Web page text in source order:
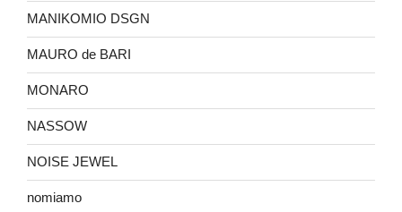
MANIKOMIO DSGN
MAURO de BARI
MONARO
NASSOW
NOISE JEWEL
nomiamo